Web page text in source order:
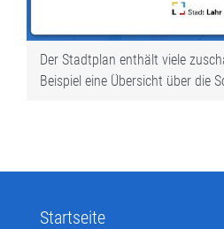
Der Stadtplan enthält viele
Beispiel eine Übersicht über die
Startseite